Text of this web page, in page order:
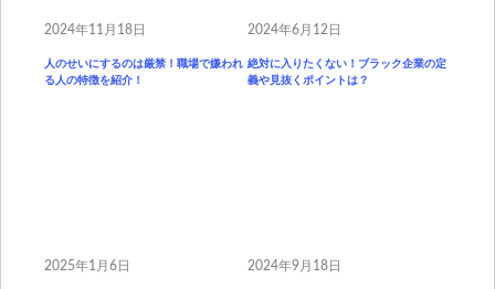
2024年11月18日
人のせいにするのは厳禁！職場で嫌われ
る人の特徴を紹介！
2024年6月12日
絶対に入りたくない！ブラック企業の定
義や見抜くポイントは？
2025年1月6日 2024年9月18日